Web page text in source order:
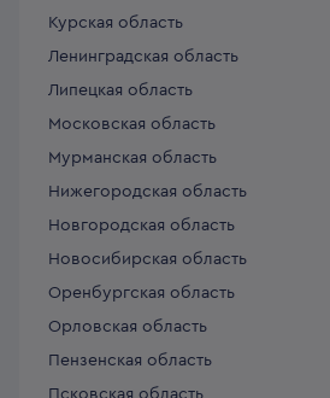
Курская область
Ленинградская область
Липецкая область
Московская область
Мурманская область
Нижегородская область
Новгородская область
Новосибирская область
Оренбургская область
Орловская область
Пензенская область
Псковская область